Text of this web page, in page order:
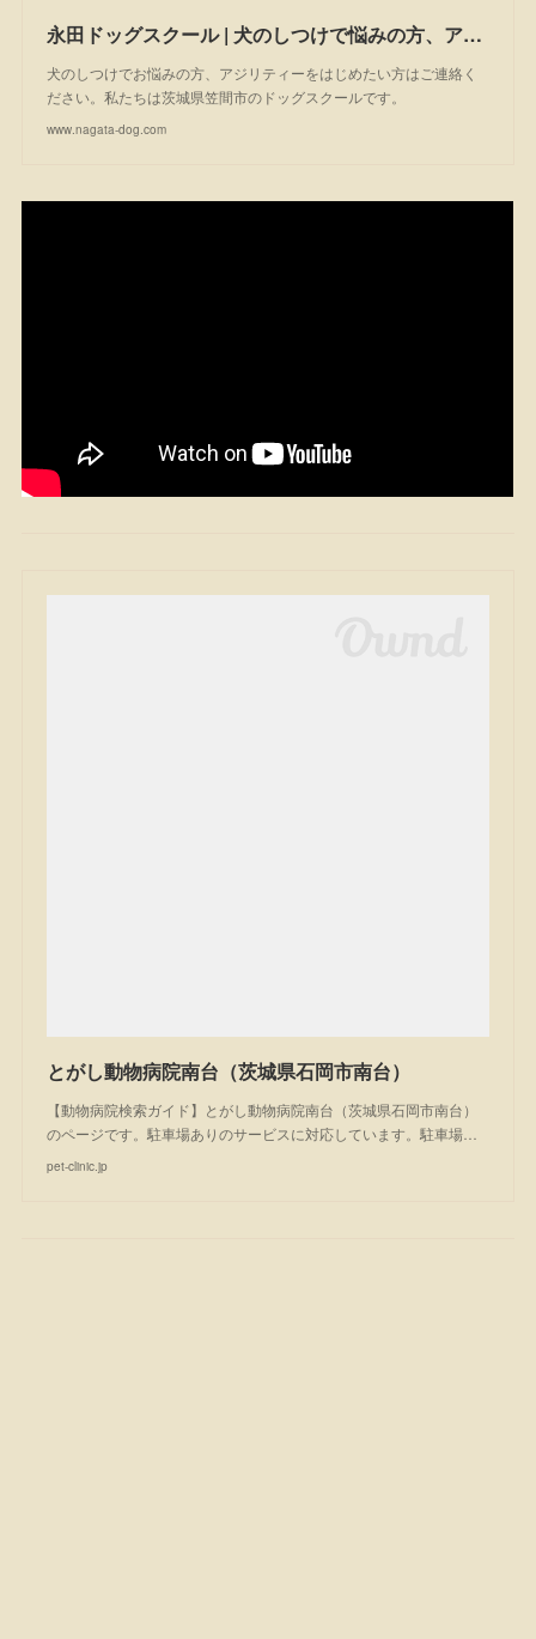
永田ドッグスクール | 犬のしつけで悩みの方、アジリティーを始めたい方は一度ご相談ください。私たちは茨城県笠間市のドッグスクールです。
犬のしつけでお悩みの方、アジリティーをはじめたい方はご連絡く
ださい。私たちは茨城県笠間市のドッグスクールです。
www.nagata-dog.com
とがし動物病院南台（茨城県石岡市南台）
【動物病院検索ガイド】とがし動物病院南台（茨城県石岡市南台）
のページです。駐車場ありのサービスに対応しています。駐車場…
pet-clinic.jp